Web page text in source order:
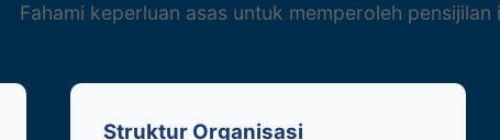
Fahami keperluan asas untuk memperoleh pensijilan
Struktur Organisasi